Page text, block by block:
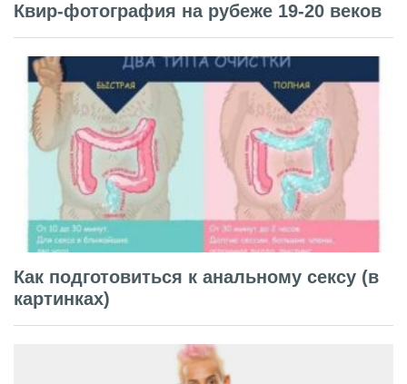
Квир-фотография на рубеже 19-20 веков
Как подготовиться к анальному сексу (в
картинках)